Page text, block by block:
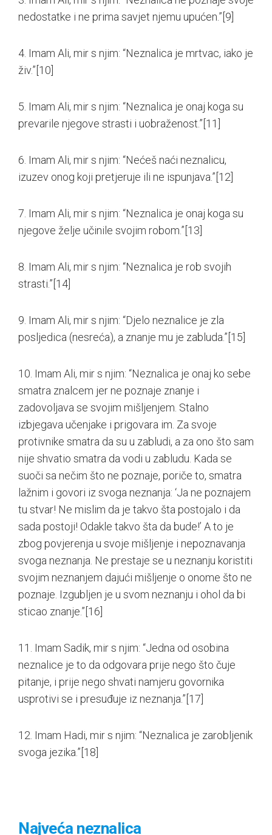
nedostatke i ne prima savjet njemu upućen.”[9]
4. Imam Ali, mir s njim: “Neznalica je mrtvac, iako je
živ.”[10]
5. Imam Ali, mir s njim: “Neznalica je onaj koga su
prevarile njegove strasti i uobraženost.”[11]
6. Imam Ali, mir s njim: “Nećeš naći neznalicu,
izuzev onog koji pretjeruje ili ne ispunjava.”[12]
7. Imam Ali, mir s njim: “Neznalica je onaj koga su
njegove želje učinile svojim robom.”[13]
8. Imam Ali, mir s njim: “Neznalica je rob svojih
strasti.”[14]
9. Imam Ali, mir s njim: “Djelo neznalice je zla
posljedica (nesreća), a znanje mu je zabluda.”[15]
10. Imam Ali, mir s njim: “Neznalica je onaj ko sebe
smatra znalcem jer ne poznaje znanje i
zadovoljava se svojim mišljenjem. Stalno
izbjegava učenjake i prigovara im. Za svoje
protivnike smatra da su u zabludi, a za ono što sam
nije shvatio smatra da vodi u zabludu. Kada se
suoči sa nečim što ne poznaje, poriče to, smatra
lažnim i govori iz svoga neznanja: ‘Ja ne poznajem
tu stvar! Ne mislim da je takvo šta postojalo i da
sada postoji! Odakle takvo šta da bude!’ A to je
zbog povjerenja u svoje mišljenje i nepoznavanja
svoga neznanja. Ne prestaje se u neznanju koristiti
svojim neznanjem dajući mišljenje o onome što ne
poznaje. Izgubljen je u svom neznanju i ohol da bi
sticao znanje.”[16]
11. Imam Sadik, mir s njim: “Jedna od osobina
neznalice je to da odgovara prije nego što čuje
pitanje, i prije nego shvati namjeru govornika
usprotivi se i presuđuje iz neznanja.”[17]
12. Imam Hadi, mir s njim: “Neznalica je zarobljenik
svoga jezika.”[18]
Najveća neznalica